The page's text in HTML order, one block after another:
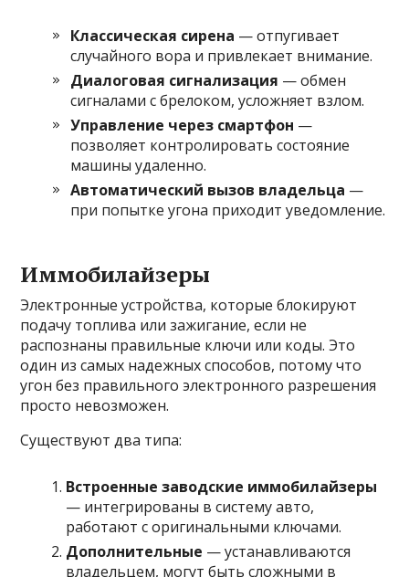
Классическая сирена — отпугивает
случайного вора и привлекает внимание.
Диалоговая сигнализация — обмен
сигналами с брелоком, усложняет взлом.
Управление через смартфон —
позволяет контролировать состояние
машины удаленно.
Автоматический вызов владельца —
при попытке угона приходит уведомление.
Иммобилайзеры
Электронные устройства, которые блокируют
подачу топлива или зажигание, если не
распознаны правильные ключи или коды. Это
один из самых надежных способов, потому что
угон без правильного электронного разрешения
просто невозможен.
Существуют два типа:
Встроенные заводские иммобилайзеры
— интегрированы в систему авто,
работают с оригинальными ключами.
Дополнительные — устанавливаются
владельцем, могут быть сложными в